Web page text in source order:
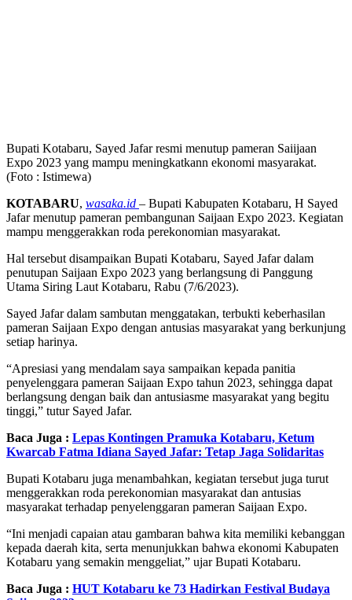
Bupati Kotabaru, Sayed Jafar resmi menutup pameran Saiijaan
Expo 2023 yang mampu meningkatkann ekonomi masyarakat.
(Foto : Istimewa)
KOTABARU, wasaka.id – Bupati Kabupaten Kotabaru, H Sayed
Jafar menutup pameran pembangunan Saijaan Expo 2023. Kegiatan
mampu menggerakkan roda perekonomian masyarakat.
Hal tersebut disampaikan Bupati Kotabaru, Sayed Jafar dalam
penutupan Saijaan Expo 2023 yang berlangsung di Panggung
Utama Siring Laut Kotabaru, Rabu (7/6/2023).
Sayed Jafar dalam sambutan menggatakan, terbukti keberhasilan
pameran Saijaan Expo dengan antusias masyarakat yang berkunjung
setiap harinya.
“Apresiasi yang mendalam saya sampaikan kepada panitia
penyelenggara pameran Saijaan Expo tahun 2023, sehingga dapat
berlangsung dengan baik dan antusiasme masyarakat yang begitu
tinggi,” tutur Sayed Jafar.
Baca Juga : Lepas Kontingen Pramuka Kotabaru, Ketum
Kwarcab Fatma Idiana Sayed Jafar: Tetap Jaga Solidaritas
Bupati Kotabaru juga menambahkan, kegiatan tersebut juga turut
menggerakkan roda perekonomian masyarakat dan antusias
masyarakat terhadap penyelenggaran pameran Saijaan Expo.
“Ini menjadi capaian atau gambaran bahwa kita memiliki kebanggan
kepada daerah kita, serta menunjukkan bahwa ekonomi Kabupaten
Kotabaru yang semakin menggeliat,” ujar Bupati Kotabaru.
Baca Juga : HUT Kotabaru ke 73 Hadirkan Festival Budaya